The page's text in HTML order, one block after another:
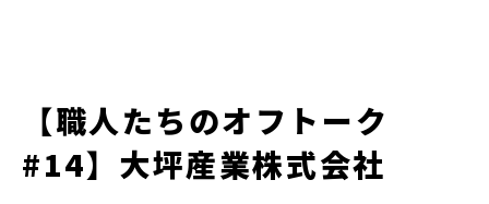
【職人たちのオフトーク
#14】大坪産業株式会社